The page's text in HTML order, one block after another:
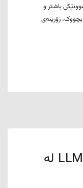
باشتر و
زۆرینەی
دامەزراندنی ڕاژەکاری LLMP لە